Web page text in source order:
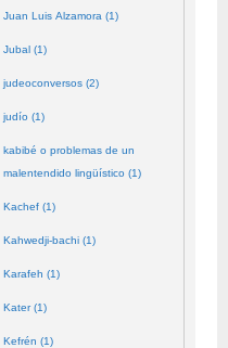
Juan Luis Alzamora (1)
Jubal (1)
judeoconversos (2)
judío (1)
kabibé o problemas de un
malentendido lingüístico (1)
Kachef (1)
Kahwedji-bachi (1)
Karafeh (1)
Kater (1)
Kefrén (1)